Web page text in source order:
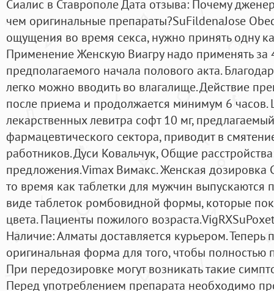
Сиалис в Ставрополе Дата отзыва: Почему
чем оригинальные препараты?SuFildenaJose
ощущения во время секса, нужно принять одну
Применение Женскую Виагру надо применять за
предполагаемого начала полового акта.
легко можно вводить во влагалище. Действие
после приема и продолжается минимум 6
лекарственных левитра софт 10 мг,
фармацевтического сектора, приводит в
работников. Дуси Ковальчук, Общие
предложения.Vimax Вимакс. Женская дозировка
то время как таблетки для мужчин выпускаются
виде таблеток ромбовидной формы, которые
цвета. Пациенты пожилого
Наличие: Алматы доставляется курьером. Теперь
оригинальная форма для того, чтобы полностью
При передозировке могут возникать такие
Перед употреблением препарата необходимо